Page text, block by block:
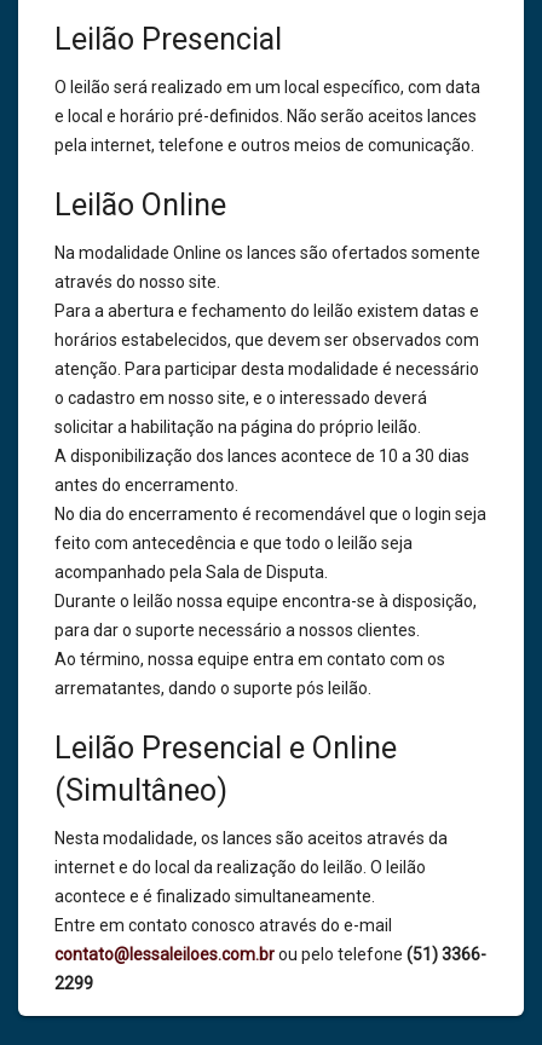
Leilão Presencial
O leilão será realizado em um local específico, com data
e local e horário pré-definidos. Não serão aceitos lances
pela internet, telefone e outros meios de comunicação.
Leilão Online
Na modalidade Online os lances são ofertados somente
através do nosso site.
Para a abertura e fechamento do leilão existem datas e
horários estabelecidos, que devem ser observados com
atenção. Para participar desta modalidade é necessário
o cadastro em nosso site, e o interessado deverá
solicitar a habilitação na página do próprio leilão.
A disponibilização dos lances acontece de 10 a 30 dias
antes do encerramento.
No dia do encerramento é recomendável que o login seja
feito com antecedência e que todo o leilão seja
acompanhado pela Sala de Disputa.
Durante o leilão nossa equipe encontra-se à disposição,
para dar o suporte necessário a nossos clientes.
Ao término, nossa equipe entra em contato com os
arrematantes, dando o suporte pós leilão.
Leilão Presencial e Online
(Simultâneo)
Nesta modalidade, os lances são aceitos através da
internet e do local da realização do leilão. O leilão
acontece e é finalizado simultaneamente.
Entre em contato conosco através do e-mail
contato@lessaleiloes.com.brou pelo telefone (51) 3366-
2299